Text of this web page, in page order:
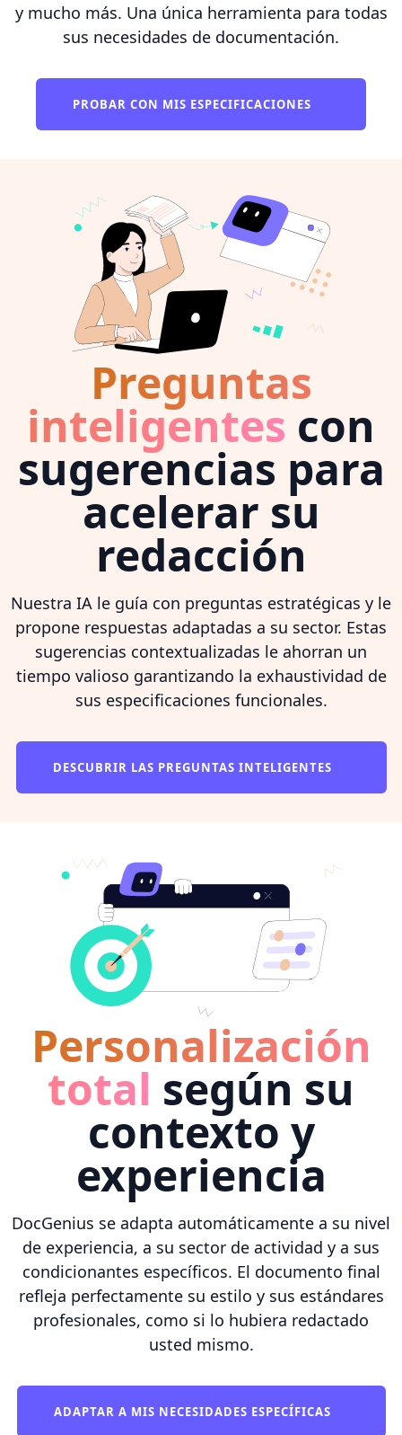
y mucho más. Una única herramienta para todas
sus necesidades de documentación.
PROBAR CON MIS ESPECIFICACIONES
Preguntas
inteligentes con
sugerencias para
acelerar su
redacción
Nuestra IA le guía con preguntas estratégicas y le
propone respuestas adaptadas a su sector. Estas
sugerencias contextualizadas le ahorran un
tiempo valioso garantizando la exhaustividad de
sus especificaciones funcionales.
DESCUBRIR LAS PREGUNTAS INTELIGENTES
Personalización
total según su
contexto y
experiencia
DocGenius se adapta automáticamente a su nivel
de experiencia, a su sector de actividad y a sus
condicionantes específicos. El documento final
refleja perfectamente su estilo y sus estándares
profesionales, como si lo hubiera redactado
usted mismo.
ADAPTAR A MIS NECESIDADES ESPECÍFICAS